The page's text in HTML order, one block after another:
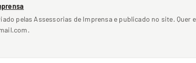
pelas Assessorias de Imprensa e publicado no site. Quer